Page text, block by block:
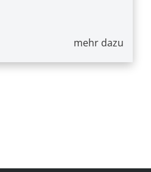
mehr dazu